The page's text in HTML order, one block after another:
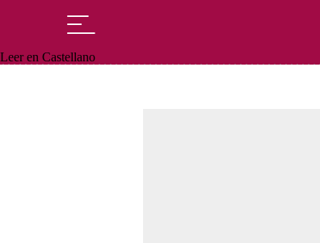
Leer en Castellano